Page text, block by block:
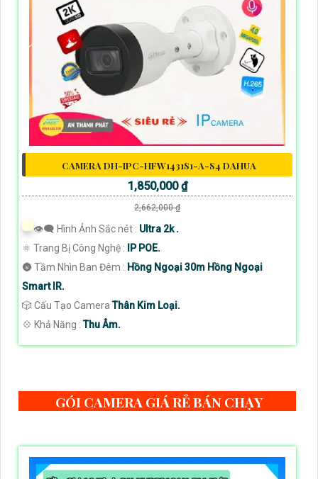
CAMERA DH-IPC-HFW1431S1-A-S4 DAHUA
1,850,000 ₫
2,662,000 ₫
👁️‍🗨 Hình Ảnh Sắc nét : Ultra 2k .
⚛️ Trang Bị Công Nghệ :
IP POE.
🌚 Tầm Nhìn Ban Đêm : Hồng Ngoại 30m Hồng Ngoại
Smart IR.
🎲 Cấu Tạo CameraThân Kim Loại.
️💠 Khả Năng :Thu Âm.
GÓI CAMERA GIÁ RẺ BÁN CHẠY